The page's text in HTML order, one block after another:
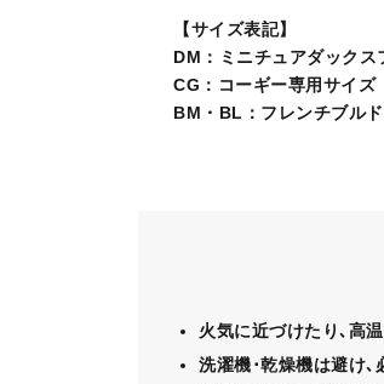
【サイズ表記】
DM：ミニチュアダックス
CG：コーギー専用サイズ
BM・BL：フレンチブルド
火気に近づけたり､高
洗濯機･乾燥機は避け､